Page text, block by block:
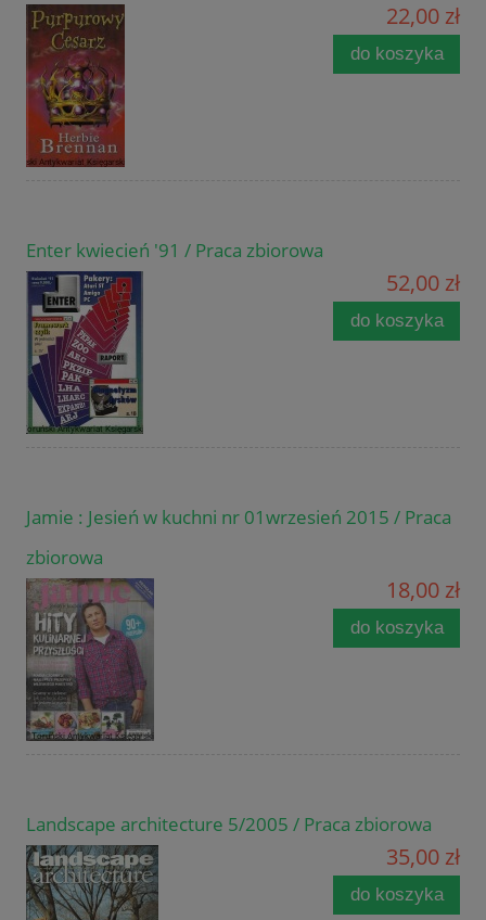
22,00 zł
do koszyka
Enter kwiecień '91 / Praca zbiorowa
52,00 zł
do koszyka
Jamie : Jesień w kuchni nr 01wrzesień 2015 / Praca
zbiorowa
18,00 zł
do koszyka
Landscape architecture 5/2005 / Praca zbiorowa
35,00 zł
do koszyka